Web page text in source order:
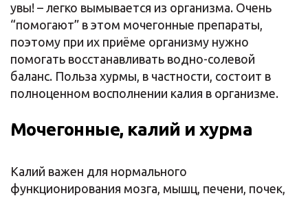
увы! – легко вымывается из организма. Очень
“помогают” в этом мочегонные препараты,
поэтому при их приёме организму нужно
помогать восстанавливать водно-солевой
баланс. Польза хурмы, в частности, состоит в
полноценном восполнении калия в организме.
Мочегонные, калий и хурма
Калий важен для нормального
функционирования мозга, мышц, печени, почек,